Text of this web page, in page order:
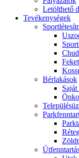
Letölthető
Tevékenységek
Bérlakások